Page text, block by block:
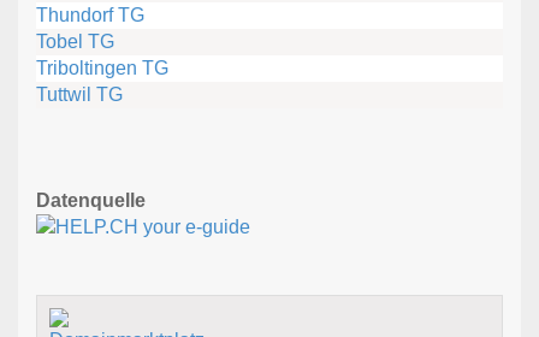
Thundorf TG
Tobel TG
Triboltingen TG
Tuttwil TG
Datenquelle